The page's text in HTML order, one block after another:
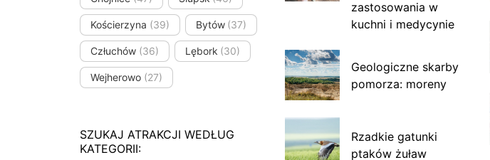
Kościerzyna (39) Bytów (37)
Człuchów (36) Lębork (30)
Wejherowo (27)
SZUKAJ ATRAKCJI WEDŁUG
KATEGORII:
zastosowania w
kuchni i medycynie
Geologiczne skarby
pomorza: moreny
Rzadkie gatunki
ptaków żuław